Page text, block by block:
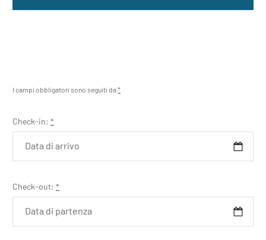
I campi obbligatori sono seguiti da*
Check-in:*
Check-out:*